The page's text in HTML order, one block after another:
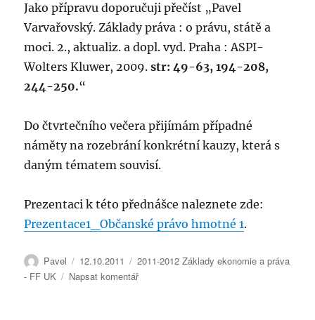
Jako přípravu doporučuji přečíst „Pavel
Varvařovský. Základy práva : o právu, státě a
moci. 2., aktualiz. a dopl. vyd. Praha : ASPI-
Wolters Kluwer, 2009.str: 49-63, 194-208,
244-250.“
Do čtvrtečního večera přijímám případné
náměty na rozebrání konkrétní kauzy, která s
daným tématem souvisí.
Prezentaci k této přednášce naleznete zde:
Prezentace1_Občanské právo hmotné 1.
Autor:
Pavel Publikováno:
12.10.2011 Rubriky:
2011-2012 Základy ekonomie a práva
- FF UK
Napsat komentářpro